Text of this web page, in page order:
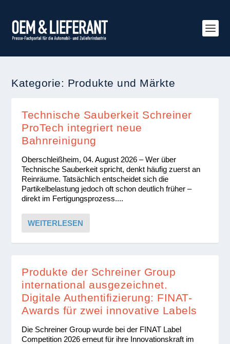
Kategorie: Produkte und Märkte
Technische Sauberkeit Schreiner
ProTech integriert neue
Bahnreinigung
Oberschleißheim, 04. August 2026 – Wer über
Technische Sauberkeit spricht, denkt häufig zuerst an
Reinräume. Tatsächlich entscheidet sich die
Partikelbelastung jedoch oft schon deutlich früher –
direkt im Fertigungsprozess....
WEITERLESEN
Produkte der Schreiner Group
international ausgezeichnet.
Digitale Authentifizierung: FINAT-
Awards für zwei innovative Labels
Die Schreiner Group wurde bei der FINAT Label
Competition 2026 erneut für ihre Innovationskraft im